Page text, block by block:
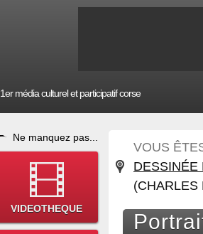
1er média culturel et participatif corse
Ne manquez pas...
VIDEOTHEQUE
VOUS
DESSINÉE
(CHARLES